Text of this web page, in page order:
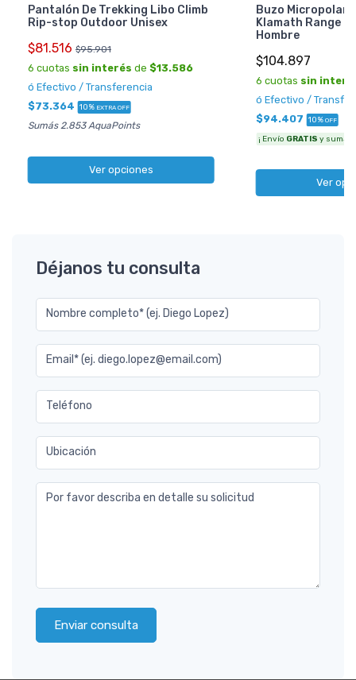
Pantalón De Trekking Libo Climb
Rip-stop Outdoor Unisex
$81.516 $95.901
6 cuotas sin interés de $13.586
ó Efectivo / Transferencia
$73.364 10% EXTRA OFF
Sumás 2.853 AquaPoints
Ver opciones
Buzo Micropolar
Klamath Range 2
Hombre
$104.897
6 cuotas sin
ó Efectivo /
$94.407 10% OFF
¡ Envío GRATIS y sumás
Ver
Déjanos tu consulta
Nombre completo* (ej. Diego Lopez)
Email* (ej. diego.lopez@email.com)
Teléfono
Ubicación
Por favor describa en detalle su solicitud
Enviar consulta